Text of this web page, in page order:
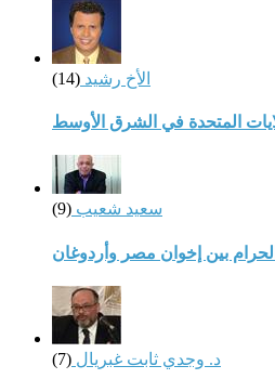
الأخ رشيد (14)
المتحدة في الشرق الأوسط
سعيد شعيب (9)
بين إخوان مصر وأردوغان
د. وجدي ثابت غبريال (7)